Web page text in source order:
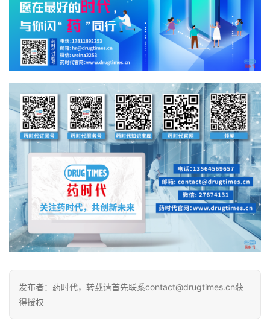
发布者：药时代，转载请首先联系contact@drugtimes.cn获
得授权